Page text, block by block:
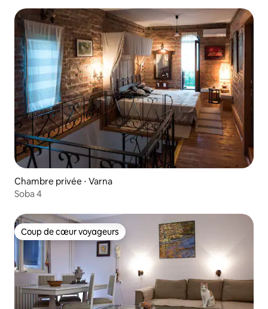
Chambre privée ⋅ Varna
Soba 4
Coup de cœur voyageurs
Coup de cœur voyageurs